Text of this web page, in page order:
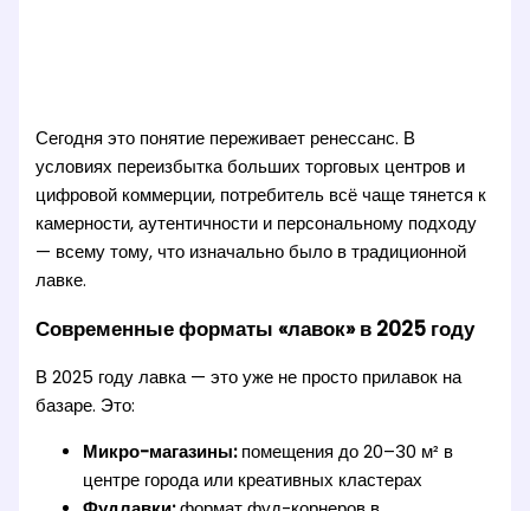
Сегодня это понятие переживает ренессанс. В
условиях переизбытка больших торговых центров и
цифровой коммерции, потребитель всё чаще тянется к
камерности, аутентичности и персональному подходу
— всему тому, что изначально было в традиционной
лавке.
Современные форматы «лавок» в 2025 году
В 2025 году лавка — это уже не просто прилавок на
базаре. Это:
Микро-магазины:помещения до 20–30 м² в
центре города или креативных кластерах